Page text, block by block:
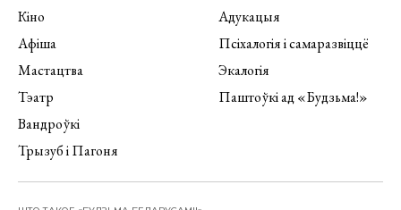
Кіно
Афіша
Мастацтва
Тэатр
Вандроўкі
Трызуб і Пагоня
Адукацыя
Псіхалогія і самаразвіццё
Экалогія
Паштоўкі ад «Будзьма!»